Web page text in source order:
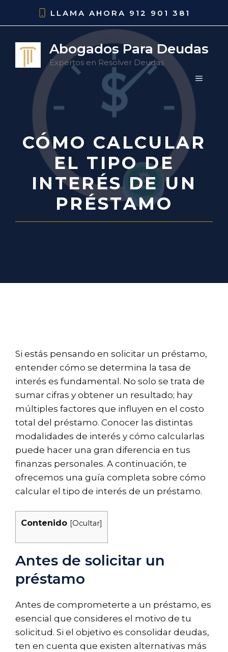
LLAMA AHORA 912 901 381
Abogados Para Deudas
Expertos en Resolver Deudas
MENÚ
CÓMO CALCULAR
EL TIPO DE
INTERÉS DE UN
PRÉSTAMO
Si estás pensando en solicitar un préstamo,
entender cómo se determina la tasa de
interés es fundamental. No solo se trata de
sumar cifras y obtener un resultado; hay
múltiples factores que influyen en el costo
total del préstamo. Conocer las distintas
modalidades de interés y cómo calcularlas
puede hacer una gran diferencia en tus
finanzas personales. A continuación, te
ofrecemos una guía completa sobre cómo
calcular el tipo de interés de un préstamo.
Contenido [Ocultar]
Antes de solicitar un
préstamo
Antes de comprometerte a un préstamo, es
esencial que consideres el motivo de tu
solicitud. Si el objetivo es consolidar deudas,
ten en cuenta que existen alternativas más